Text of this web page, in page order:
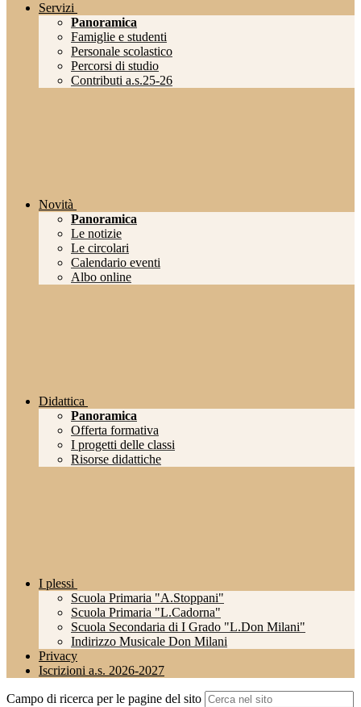
Servizi
Panoramica
Famiglie e studenti
Personale scolastico
Percorsi di studio
Contributi a.s.25-26
Novità
Panoramica
Le notizie
Le circolari
Calendario eventi
Albo online
Didattica
Panoramica
Offerta formativa
I progetti delle classi
Risorse didattiche
I plessi
Scuola Primaria "A.Stoppani"
Scuola Primaria "L.Cadorna"
Scuola Secondaria di I Grado "L.Don Milani"
Indirizzo Musicale Don Milani
Privacy
Iscrizioni a.s. 2026-2027
Campo di ricerca per le pagine del sito